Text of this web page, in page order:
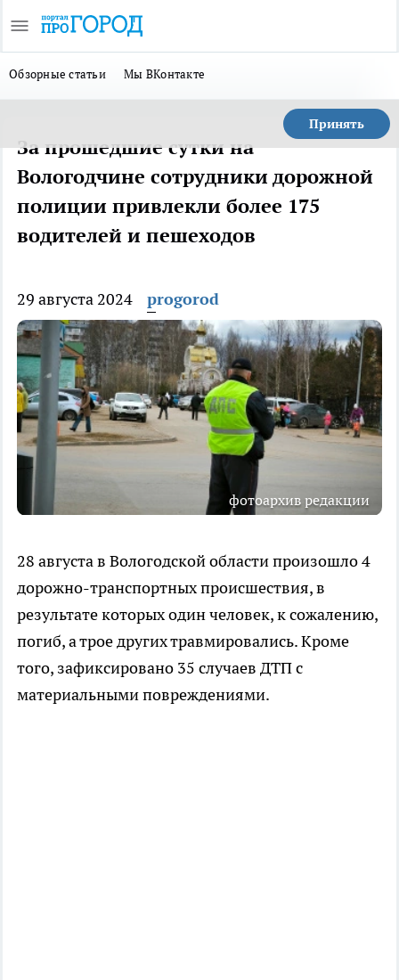
Обзорные статьи Мы ВКонтакте
Принять
За прошедшие сутки на
Вологодчине сотрудники дорожной
полиции привлекли более 175
водителей и пешеходов
29 августа 2024 progorod
фотоархив редакции
28 августа в Вологодской области произошло 4
дорожно-транспортных происшествия, в
результате которых один человек, к сожалению,
погиб, а трое других травмировались. Кроме
того, зафиксировано 35 случаев ДТП с
материальными повреждениями.